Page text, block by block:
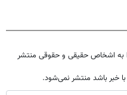
به اشخاص حقیقی و حقوقی منتشر
با خبر باشد منتشر نمی‌شود.